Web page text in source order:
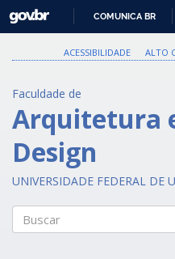
GOVBR
COMUNICA BR
ACESSIBILIDADE ALTO
Faculdade de
Arquitetura
Design
UNIVERSIDADE FEDERAL DE